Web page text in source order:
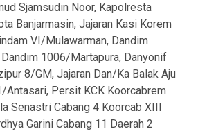
Sjamsudin Noor, Kapolresta
Banjarmasin, Jajaran Kasi Korem
VI/Mulawarman, Dandim
1006/Martapura, Danyonif
8/GM, Jajaran Dan/Ka Balak Aju
Antasari, Persit KCK Koorcabrem
Senastri Cabang 4 Koorcab XIII
Garini Cabang 11 Daerah 2